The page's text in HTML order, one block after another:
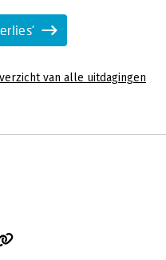
van alle uitdagingen